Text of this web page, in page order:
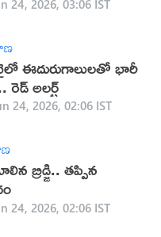
24, 2026, 03:06 IST
ఈదురుగాలులతో భారీ
రెడ్ అలర్ట్
24, 2026, 02:06 IST
బ్రిడ్జి.. తప్పిన
24, 2026, 02:06 IST